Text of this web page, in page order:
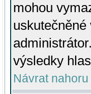
mohou
výsledky
Návrat nahoru